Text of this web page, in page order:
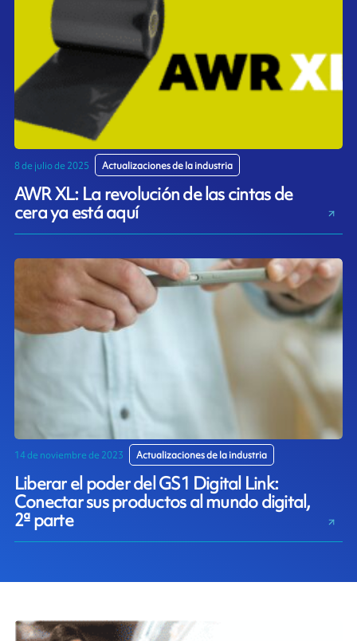
8 de julio de 2025 Actualizaciones de la industria
AWR XL: La revolución de las cintas de
cera ya está aquí
14 de noviembre de 2023 Actualizaciones de la industria
Liberar el poder del GS1 Digital Link:
Conectar sus productos al mundo digital,
2ª parte